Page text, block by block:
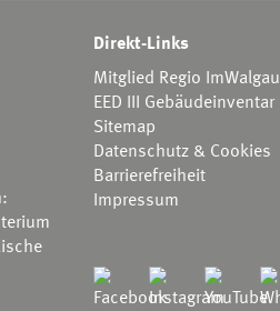
Direkt-Links
Mitglied Regio ImWalgau
EED III Gebäudeinventar
Sitemap
Datenschutz & Cookies
Barrierefreiheit
Impressum